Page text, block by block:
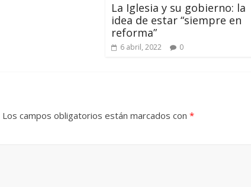
La Iglesia y su gobierno: la
idea de estar “siempre en
reforma”
6 abril, 2022 0
Los campos obligatorios están marcados con *